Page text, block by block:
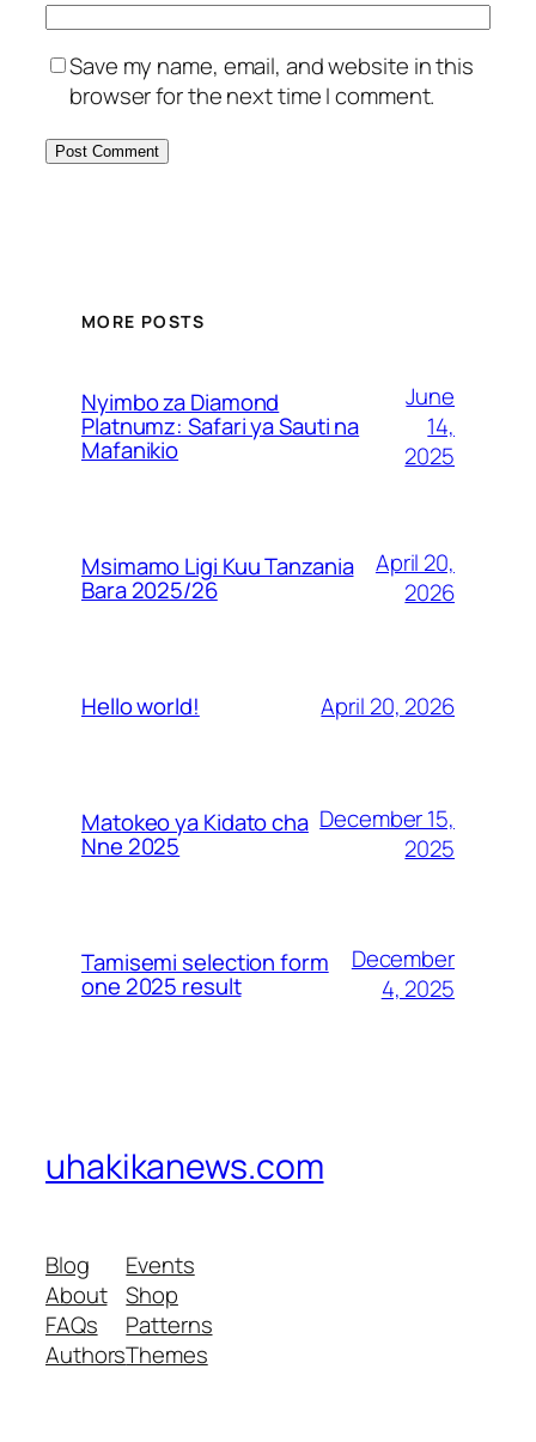
Save my name, email, and website in this
browser for the next time I comment.
MORE POSTS
Nyimbo za Diamond
Platnumz: Safari ya Sauti na
Mafanikio
June
14,
2025
Msimamo Ligi Kuu Tanzania
Bara 2025/26
April 20,
2026
Hello world! April 20, 2026
Matokeo ya Kidato cha
Nne 2025
December 15,
2025
Tamisemi selection form
one 2025 result
December
4, 2025
uhakikanews.com
Blog
About
FAQs
Authors
Events
Shop
Patterns
Themes